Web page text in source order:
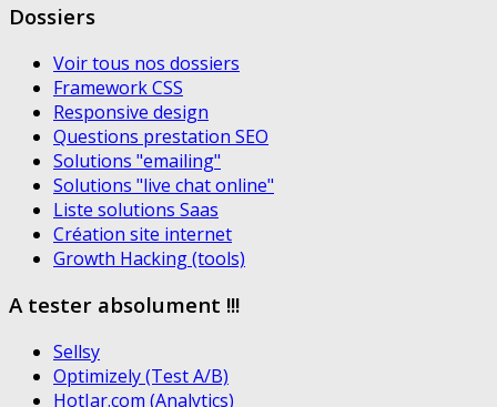
Dossiers
Voir tous nos dossiers
Framework CSS
Responsive design
Questions prestation SEO
Solutions "emailing"
Solutions "live chat online"
Liste solutions Saas
Création site internet
Growth Hacking (tools)
A tester absolument !!!
Sellsy
Optimizely (Test A/B)
HotJar.com (Analytics)